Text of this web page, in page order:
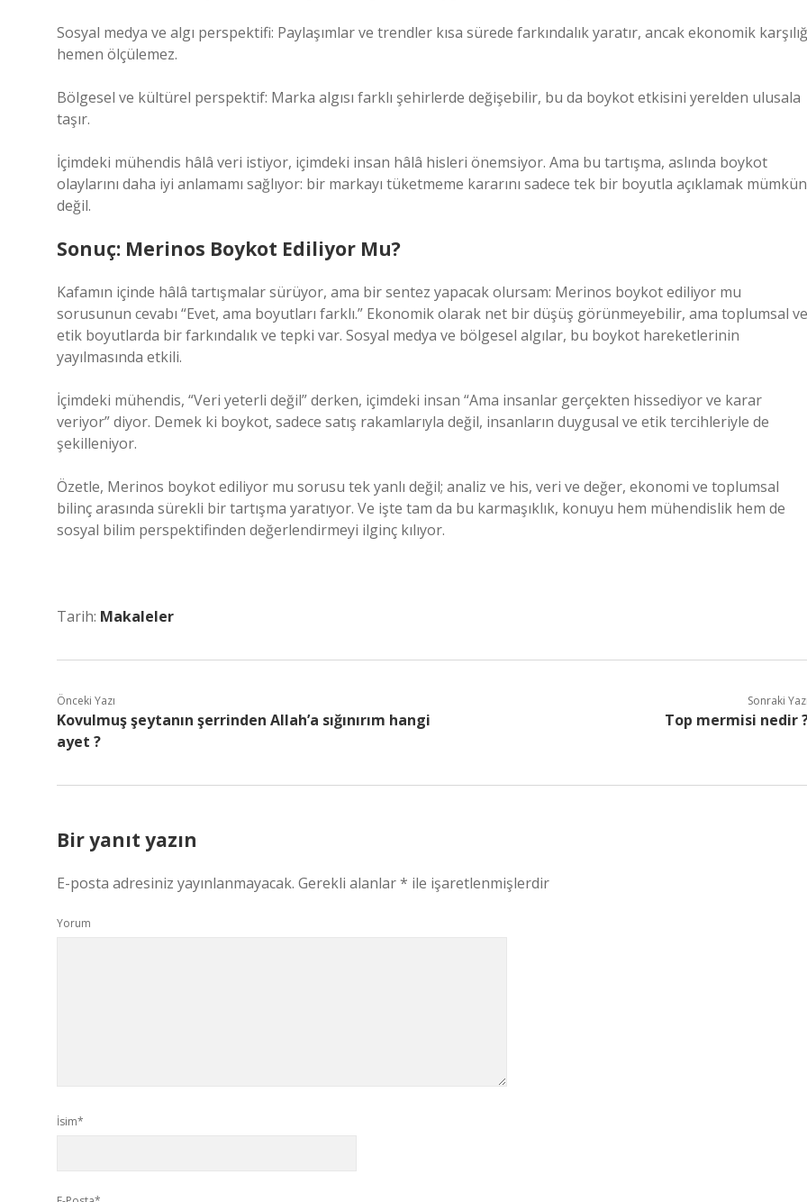
Sosyal medya ve algı perspektifi: Paylaşımlar ve trendler kısa sürede farkındalık yaratır, ancak ekonomik
hemen ölçülemez.
Bölgesel ve kültürel perspektif: Marka algısı farklı şehirlerde değişebilir, bu da boykot etkisini yerelden ulusala
taşır.
İçimdeki mühendis hâlâ veri istiyor, içimdeki insan hâlâ hisleri önemsiyor. Ama bu tartışma, aslında boykot
olaylarını daha iyi anlamamı sağlıyor: bir markayı tüketmeme kararını sadece tek bir boyutla açıklamak mümkün
değil.
Sonuç: Merinos Boykot Ediliyor Mu?
Kafamın içinde hâlâ tartışmalar sürüyor, ama bir sentez yapacak olursam: Merinos boykot ediliyor mu
sorusunun cevabı “Evet, ama boyutları farklı.” Ekonomik olarak net bir düşüş görünmeyebilir, ama toplumsal ve
etik boyutlarda bir farkındalık ve tepki var. Sosyal medya ve bölgesel algılar, bu boykot hareketlerinin
yayılmasında etkili.
İçimdeki mühendis, “Veri yeterli değil” derken, içimdeki insan “Ama insanlar gerçekten hissediyor ve karar
veriyor” diyor. Demek ki boykot, sadece satış rakamlarıyla değil, insanların duygusal ve etik tercihleriyle de
şekilleniyor.
Özetle, Merinos boykot ediliyor mu sorusu tek yanlı değil; analiz ve his, veri ve değer, ekonomi ve toplumsal
bilinç arasında sürekli bir tartışma yaratıyor. Ve işte tam da bu karmaşıklık, konuyu hem mühendislik hem de
sosyal bilim perspektifinden değerlendirmeyi ilginç kılıyor.
Tarih: Makaleler
Önceki Yazı
Kovulmuş şeytanın şerrinden Allah’a sığınırım hangi
ayet ?
Sonraki
Top mermisi nedir
Bir yanıt yazın
E-posta adresiniz yayınlanmayacak. Gerekli alanlar* ile işaretlenmişlerdir
Yorum
İsim*